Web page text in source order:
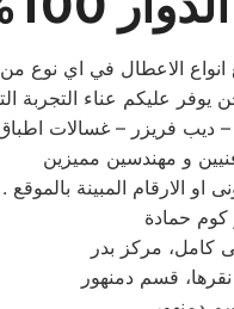
الاعطال في اي نوع من
عليكم عناء التجربة
ديب فريزر – غسالات
و مهندسين مميزين
كوم حمادة
كامل، مركز بدر
قسم دمنهور